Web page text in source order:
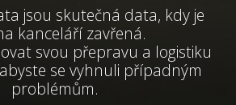
jsou skutečná data, kdy je
kanceláří zavřená.
svou přepravu a logistiku
se vyhnuli případným
problémům.